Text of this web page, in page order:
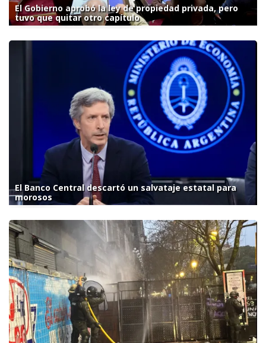
El Gobierno aprobó la ley de propiedad privada, pero
tuvo que quitar otro capítulo
El Banco Central descartó un salvataje estatal para
morosos